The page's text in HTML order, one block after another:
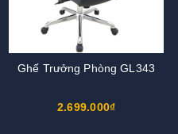
Ghế Trưởng Phòng GL343
2.699.000₫